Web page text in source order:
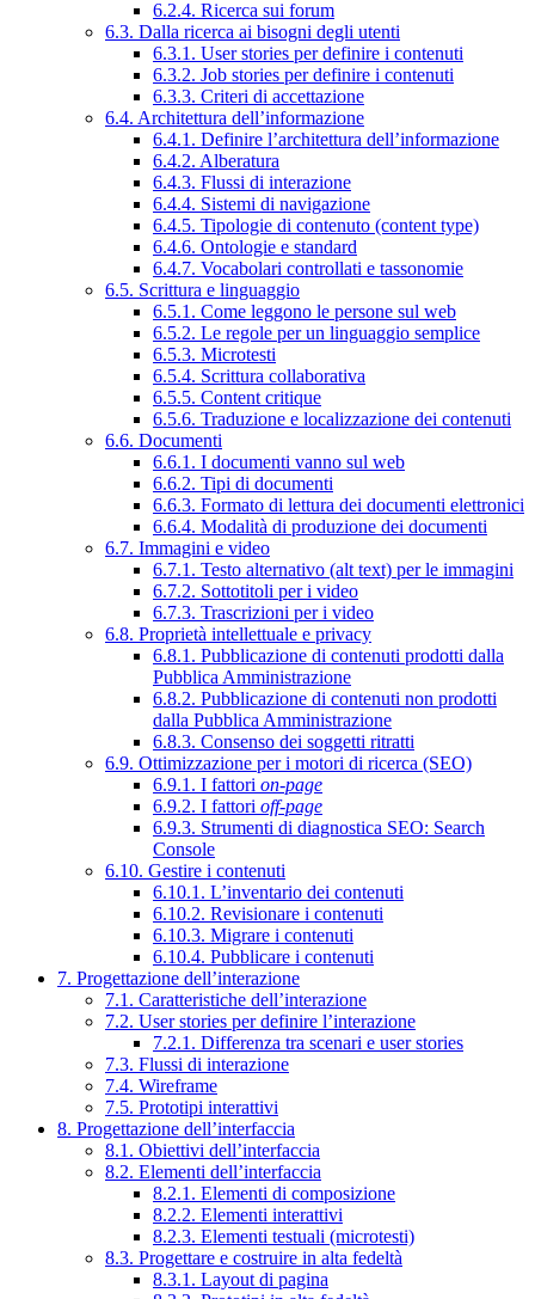
6.2.4. Ricerca sui forum
6.3. Dalla ricerca ai bisogni degli utenti
6.3.1. User stories per definire i contenuti
6.3.2. Job stories per definire i contenuti
6.3.3. Criteri di accettazione
6.4. Architettura dell’informazione
6.4.1. Definire l’architettura dell’informazione
6.4.2. Alberatura
6.4.3. Flussi di interazione
6.4.4. Sistemi di navigazione
6.4.5. Tipologie di contenuto (content type)
6.4.6. Ontologie e standard
6.4.7. Vocabolari controllati e tassonomie
6.5. Scrittura e linguaggio
6.5.1. Come leggono le persone sul web
6.5.2. Le regole per un linguaggio semplice
6.5.3. Microtesti
6.5.4. Scrittura collaborativa
6.5.5. Content critique
6.5.6. Traduzione e localizzazione dei contenuti
6.6. Documenti
6.6.1. I documenti vanno sul web
6.6.2. Tipi di documenti
6.6.3. Formato di lettura dei documenti elettronici
6.6.4. Modalità di produzione dei documenti
6.7. Immagini e video
6.7.1. Testo alternativo (alt text) per le immagini
6.7.2. Sottotitoli per i video
6.7.3. Trascrizioni per i video
6.8. Proprietà intellettuale e privacy
6.8.1. Pubblicazione di contenuti prodotti dalla
Pubblica Amministrazione
6.8.2. Pubblicazione di contenuti non prodotti
dalla Pubblica Amministrazione
6.8.3. Consenso dei soggetti ritratti
6.9. Ottimizzazione per i motori di ricerca (SEO)
6.9.1. I fattori on-page
6.9.2. I fattori off-page
6.9.3. Strumenti di diagnostica SEO: Search
Console
6.10. Gestire i contenuti
6.10.1. L’inventario dei contenuti
6.10.2. Revisionare i contenuti
6.10.3. Migrare i contenuti
6.10.4. Pubblicare i contenuti
7. Progettazione dell’interazione
7.1. Caratteristiche dell’interazione
7.2. User stories per definire l’interazione
7.2.1. Differenza tra scenari e user stories
7.3. Flussi di interazione
7.4. Wireframe
7.5. Prototipi interattivi
8. Progettazione dell’interfaccia
8.1. Obiettivi dell’interfaccia
8.2. Elementi dell’interfaccia
8.2.1. Elementi di composizione
8.2.2. Elementi interattivi
8.2.3. Elementi testuali (microtesti)
8.3. Progettare e costruire in alta fedeltà
8.3.1. Layout di pagina